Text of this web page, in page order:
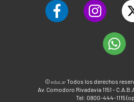
©educ.arTodos los derechos
Av. Comodoro Rivadavia 1151 -
Tel: 0800-444-1115